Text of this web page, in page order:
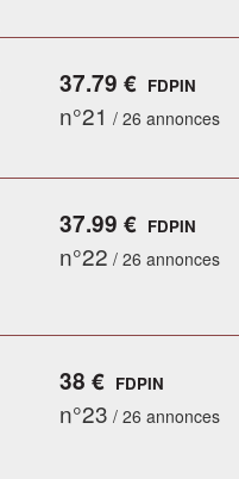
37.79 € FDPIN
n°21 / 26 annonces
37.99 € FDPIN
n°22 / 26 annonces
38 € FDPIN
n°23 / 26 annonces